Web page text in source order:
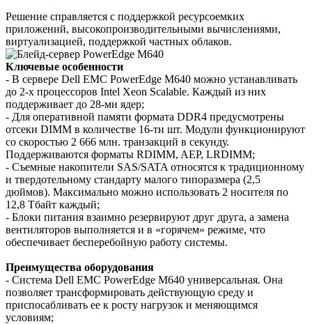
Решение справляется с поддержкой ресурсоемких
приложений, высокопроизводительными вычислениями,
виртуализацией, поддержкой частных облаков.
Ключевые особенности
- В сервере Dell EMC PowerEdge M640 можно устанавливать
до 2-х процессоров Intel Xeon Scalable. Каждый из них
поддерживает до 28-ми ядер;
- Для оперативной памяти формата DDR4 предусмотрены
отсеки DIMM в количестве 16-ти шт. Модули функционируют
со скоростью 2 666 млн. транзакций в секунду.
Поддерживаются форматы RDIMM, AEP, LRDIMM;
- Съемные накопители SAS/SATA относятся к традиционному
и твердотельному стандарту малого типоразмера (2,5
дюймов). Максимально можно использовать 2 носителя по
12,8 Тбайт каждый;
- Блоки питания взаимно резервируют друг друга, а замена
вентиляторов выполняется и в «горячем» режиме, что
обеспечивает бесперебойную работу системы.
Преимущества оборудования
- Система Dell EMC PowerEdge M640 универсальная. Она
позволяет трансформировать действующую среду и
приспосабливать ее к росту нагрузок и меняющимся
условиям;